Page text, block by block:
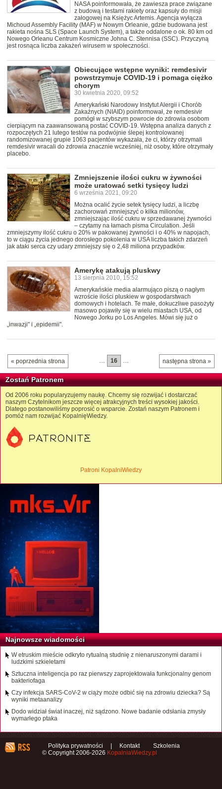
NASA poinformowała, że zawiesza prace związane
z budową i testami rakiety oraz kapsuły do misji
załogowej na Księżyc Artemis. Agencja wyłącza
Michoud Assembly Facility (MAF) w Nowym Orleanie, gdzie budowana jest
rakieta nośna SLS (Space Launch System), a także oddalone o ok. 80 km od
Nowego Orleanu Centrum Kosmiczne Johna C. Stennisa (SSC). Przyczyną
jest rosnąca liczba zakażeń wirusem w społeczności.
Obiecujące wstępne wyniki: remdesivir
powstrzymuje COVID-19 i pomaga ciężko
chorym
30 kwietnia 2020, 09:52
Amerykański Narodowy Instytut Alergii i Chorób
Zakaźnych (NIAID) poinformował, że remdesivir
pomógł w szybszym powrocie do zdrowia osobom
cierpiącym na zaawansowaną postać COVID-19. Wstępna analiza danych z
rozpoczętych 21 lutego testów na podwójnie ślepej kontrolowanej
randomizowanej grupie 1063 pacjentów wykazała, że ci, którzy otrzymali
remdesivir wracali do zdrowia znacznie wcześniej, niż osoby, które otrzymały
placebo.
Zmniejszenie ilości cukru w żywności
może uratować setki tysięcy ludzi
6 września 2021, 09:20
Można ocalić życie setek tysięcy ludzi, a liczbę
zachorowań zmniejszyć o kilka milionów,
zmniejszając ilość cukru w sprzedawanej żywności
– czytamy na łamach pisma Circulation. Jeśli
zmniejszymy ilość cukru o 20% w pakowanej żywności i o 40% w napojach,
to w ciągu życia jednego dorosłego pokolenia w USA liczba takich zdarzeń
jak ataki serca czy udary zmniejszy się o 2,48 miliona przypadków.
Amerykę atakują pluskwy
13 sierpnia 2010, 15:52
Amerykańskie media alarmująco piszą o nagłym
wzroście ilości pluskiew w gospodarstwach
domowych i hotelach. Te małe, dokuczliwe pasożyty
masowo pojawiły się w wielu miastach USA, od
Nowego Jorku po Los Angeles. Mówi się już o
„inwazji" i „epidemii".
« poprzednia strona następna strona »
… 16 …
Zostań Patronem
Od 2006 roku popularyzujemy naukę. Chcemy się rozwijać i dostarczać
naszym Czytelnikom jeszcze więcej atrakcyjnych treści wysokiej jakości.
Dlatego postanowiliśmy poprosić o wsparcie. Zostań naszym Patronem i
pomóż nam rozwijać KopalnięWiedzy.
Patroni KopalniWiedzy
Najnowsze wiadomości
W etruskim mieście odkryto rytualną studnię z nienaruszonymi darami i
ludzkimi szkieletami
Sztuczna inteligencja po raz pierwszy zaprojektowała funkcjonalny genom
bakteriofaga
Czy infekcja SARS-CoV-2 w ciąży może odbić się na zdrowiu dziecka? Są
wyniki metaanalizy
Dodo widział świat inaczej, niż sądzono. Nowe badanie odsłania zmysły
wymarłego ptaka
Polityka prywatności Kontakt
Szkolenia
© Copyright 2006-2026 KopalniaWiedzy.pl